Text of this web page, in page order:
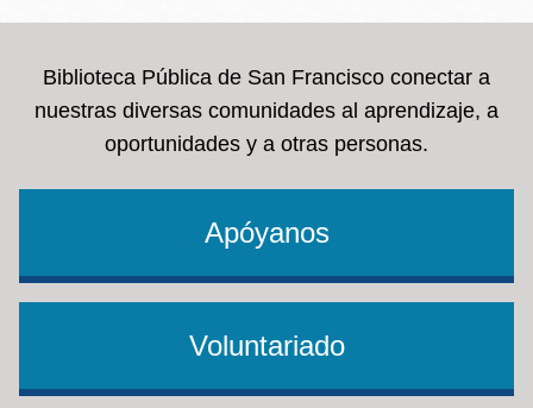
Biblioteca Pública de San Francisco conectar a
nuestras diversas comunidades al aprendizaje, a
oportunidades y a otras personas.
Apóyanos
Voluntariado